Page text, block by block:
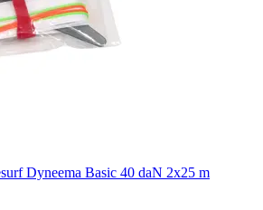
Dyneema Basic 40 daN 2x25 m